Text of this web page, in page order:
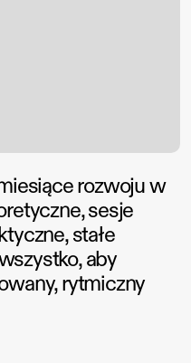
rozwoju w
sesje
stałe
aby
rytmiczny